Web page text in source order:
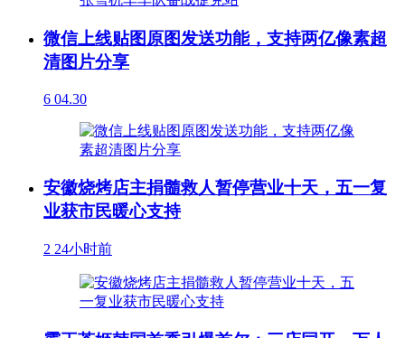
微信上线贴图原图发送功能，支持两亿像素超
清图片分享
6 04.30
安徽烧烤店主捐髓救人暂停营业十天，五一复
业获市民暖心支持
2 24小时前